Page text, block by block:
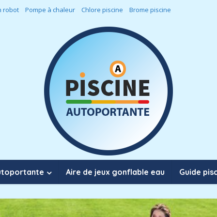
robot Pompe à chaleur Chlore piscine Brome piscine
Aire de jeux gonflable eau Guide